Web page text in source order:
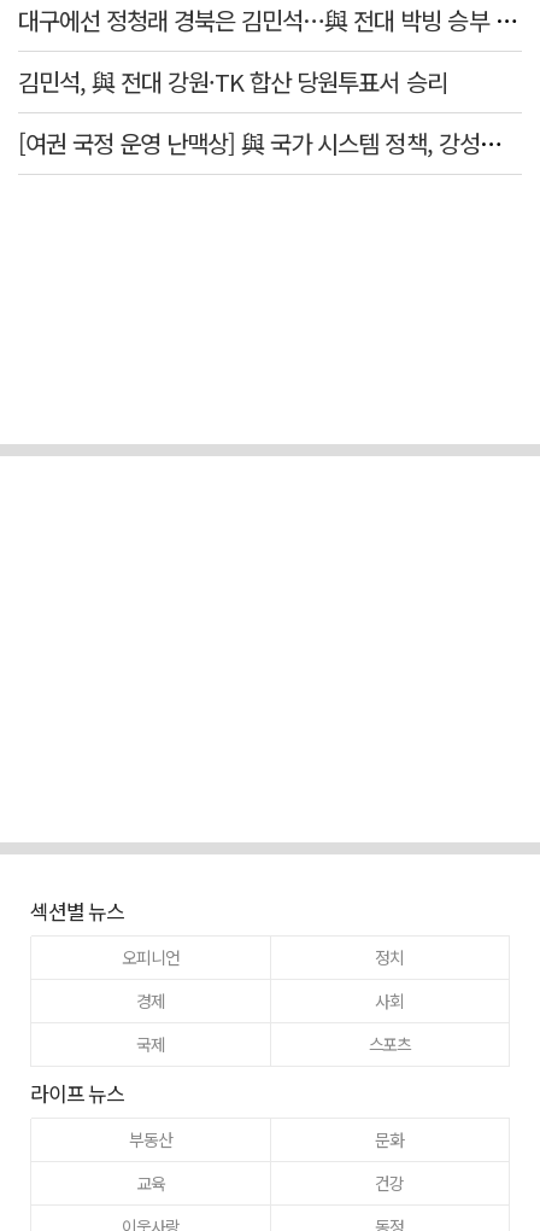
대구에선 정청래 경북은 김민석…與 전대 박빙 승부 이어간다
김민석, 與 전대 강원·TK 합산 당원투표서 승리
[여권 국정 운영 난맥상] 與 국가 시스템 정책, 강성층 결집에 의존
섹션별 뉴스
오피니언
정치
경제
사회
국제
스포츠
라이프 뉴스
부동산
문화
교육
건강
이웃사랑
동정